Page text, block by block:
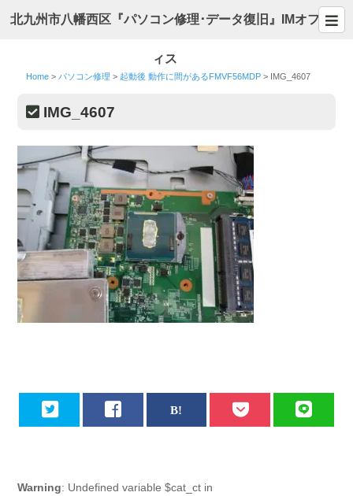
北九州市八幡西区『パソコン修理･データ復旧』IMオフ
ィス
Home > パソコン修理 >起動後 動作に間があるFMVF56MDP > IMG_4607
IMG_4607
Warning: Undefined variable $cat_ct in